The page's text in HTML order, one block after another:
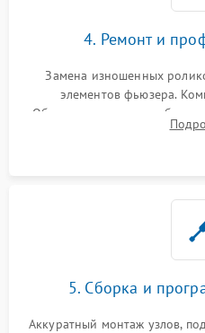
4. Ремонт и
Замена изношенных
элементов фьюзера.
Обязательная очистка блока
печати от
5. Сборка и
Аккуратный монтаж узлов,